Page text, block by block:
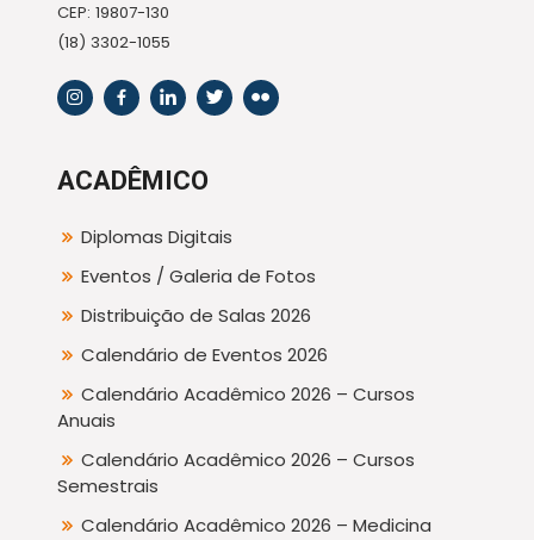
CEP: 19807-130
(18) 3302-1055
ACADÊMICO
Diplomas Digitais
Eventos / Galeria de Fotos
Distribuição de Salas 2026
Calendário de Eventos 2026
Calendário Acadêmico 2026 – Cursos
Anuais
Calendário Acadêmico 2026 – Cursos
Semestrais
Calendário Acadêmico 2026 – Medicina